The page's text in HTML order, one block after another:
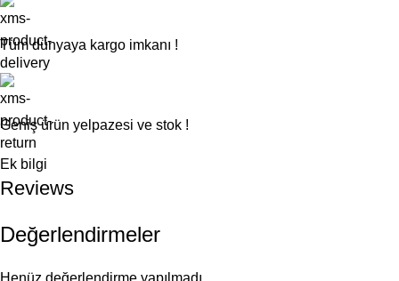
Tüm dünyaya kargo imkanı !
Geniş ürün yelpazesi ve stok !
Ek bilgi
Reviews
Değerlendirmeler